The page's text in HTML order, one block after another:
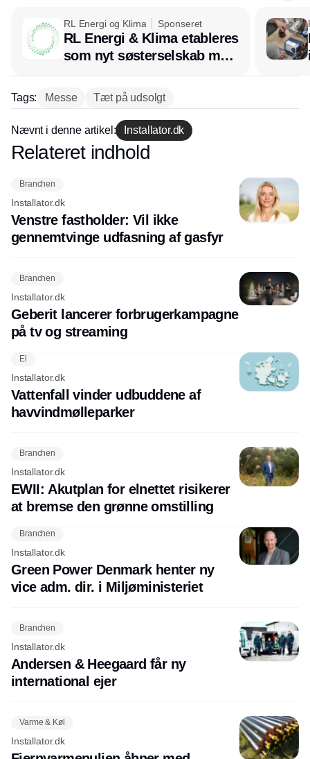
RL Energi og Klima Sponseret
RL Energi & Klima etableres
som nyt søsterselskab med
afsæt i RL Ventilation
Tags: Messe Tæt på udsolgt
Nævnt i denne artikel: Installator.dk
Annonce
Relateret indhold
Branchen
Installator.dk
Venstre fastholder: Vil ikke
gennemtvinge udfasning af gasfyr
Branchen
Installator.dk
Geberit lancerer forbrugerkampagne
på tv og streaming
El
Installator.dk
Vattenfall vinder udbuddene af
havvindmølleparker
Branchen
Installator.dk
EWII: Akutplan for elnettet risikerer
at bremse den grønne omstilling
Branchen
Installator.dk
Green Power Denmark henter ny
vice adm. dir. i Miljøministeriet
Branchen
Installator.dk
Andersen & Heegaard får ny
international ejer
Varme & Køl
Installator.dk